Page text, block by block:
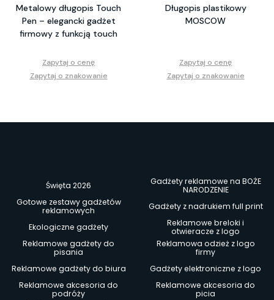
Metalowy długopis Touch
Pen – elegancki gadżet
firmowy z funkcją touch
Zapytaj o cenę
Zapytaj o znakowanie
Długopis plastikowy
MOSCOW
Zapytaj o cenę
Zapytaj o znakowanie
Święta 2026
Gadżety reklamowe na BOŻE
NARODZENIE
Gotowe zestawy gadżetów
reklamowych
Gadżety z nadrukiem full print
Ekologiczne gadżety
Reklamowe breloki i
otwieracze z logo
Reklamowe gadżety do
pisania
Reklamowa odzież z logo
firmy
Reklamowe gadżety do biura
Gadżety elektroniczne z logo
Reklamowe akcesoria do
podróży
Reklamowe akcesoria do
picia